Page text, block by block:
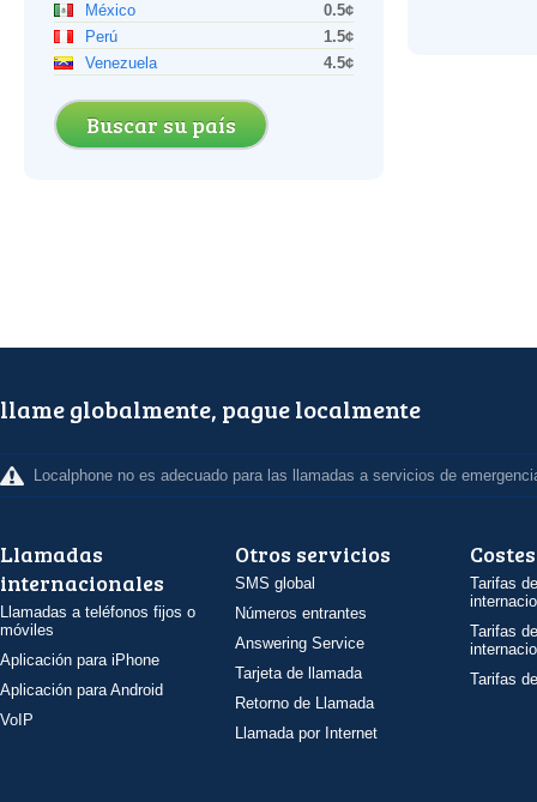
México
0.5¢
Perú
1.5¢
Venezuela
4.5¢
Buscar su país
llame globalmente, pague localmente
Localphone no es adecuado para las llamadas a servicios de
Llamadas
internacionales
Llamadas a teléfonos fijos o
móviles
Aplicación para iPhone
Aplicación para Android
VoIP
Otros servicios
SMS global
Números entrantes
Answering Service
Tarjeta de llamada
Retorno de Llamada
Llamada por Internet
Costes
Tarifas
Tarifas
Tarifas